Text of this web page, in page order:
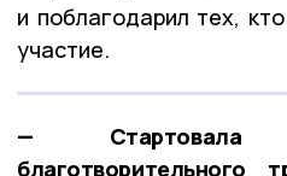
и поблагодарил тех,
участие.
—
благотворительного